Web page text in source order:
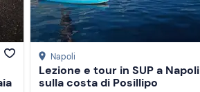
Napoli
Lezione e tour in SUP a Napoli
sulla costa di Posillipo